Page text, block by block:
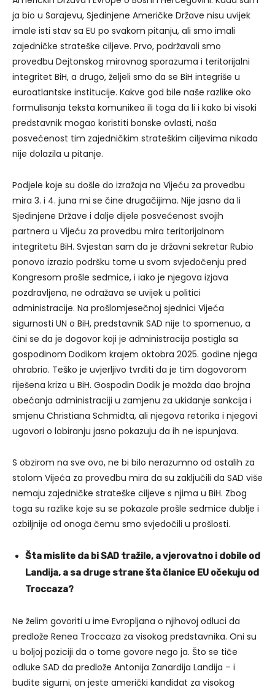
ja bio u Sarajevu, Sjedinjene Američke Države nisu uvijek
imale isti stav sa EU po svakom pitanju, ali smo imali
zajedničke strateške ciljeve. Prvo, podržavali smo
provedbu Dejtonskog mirovnog sporazuma i teritorijalni
integritet BiH, a drugo, željeli smo da se BiH integriše u
euroatlantske institucije. Kakve god bile naše razlike oko
formulisanja teksta komunikea ili toga da li i kako bi visoki
predstavnik mogao koristiti bonske ovlasti, naša
posvećenost tim zajedničkim strateškim ciljevima nikada
nije dolazila u pitanje.
Podjele koje su došle do izražaja na Vijeću za provedbu
mira 3. i 4. juna mi se čine drugačijima. Nije jasno da li
Sjedinjene Države i dalje dijele posvećenost svojih
partnera u Vijeću za provedbu mira teritorijalnom
integritetu BiH. Svjestan sam da je državni sekretar Rubio
ponovo izrazio podršku tome u svom svjedočenju pred
Kongresom prošle sedmice, i iako je njegova izjava
pozdravljena, ne odražava se uvijek u politici
administracije. Na prošlomjesečnoj sjednici Vijeća
sigurnosti UN o BiH, predstavnik SAD nije to spomenuo, a
čini se da je dogovor koji je administracija postigla sa
gospodinom Dodikom krajem oktobra 2025. godine njega
ohrabrio. Teško je uvjerljivo tvrditi da je tim dogovorom
riješena kriza u BiH. Gospodin Dodik je možda dao brojna
obećanja administraciji u zamjenu za ukidanje sankcija i
smjenu Christiana Schmidta, ali njegova retorika i njegovi
ugovori o lobiranju jasno pokazuju da ih ne ispunjava.
S obzirom na sve ovo, ne bi bilo nerazumno od ostalih za
stolom Vijeća za provedbu mira da su zaključili da SAD više
nemaju zajedničke strateške ciljeve s njima u BiH. Zbog
toga su razlike koje su se pokazale prošle sedmice dublje i
ozbiljnije od onoga čemu smo svjedočili u prošlosti.
Šta mislite da bi SAD tražile, a vjerovatno i dobile od
Landija, a sa druge strane šta članice EU očekuju od
Troccaza?
Ne želim govoriti u ime Evropljana o njihovoj odluci da
predlože Renea Troccaza za visokog predstavnika. Oni su
u boljoj poziciji da o tome govore nego ja. Što se tiče
odluke SAD da predlože Antonija Zanardija Landija – i
budite sigurni, on jeste američki kandidat za visokog